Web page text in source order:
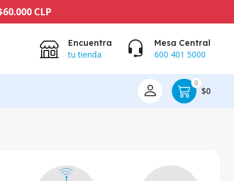
Encuentra
tu tienda
Mesa Central
600 401 5000
0
$0